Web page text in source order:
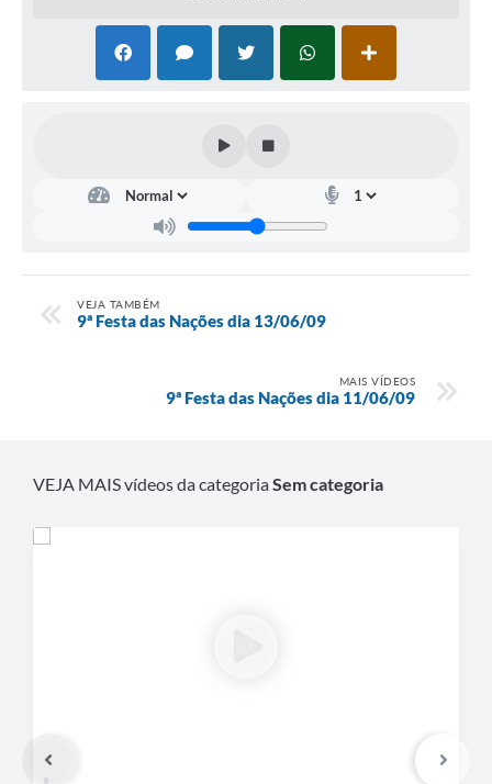
VEJA TAMBÉM
9ª Festa das Nações dia 13/06/09
MAIS VÍDEOS
9ª Festa das Nações dia 11/06/09
VEJA MAIS vídeos da categoriaSem categoria